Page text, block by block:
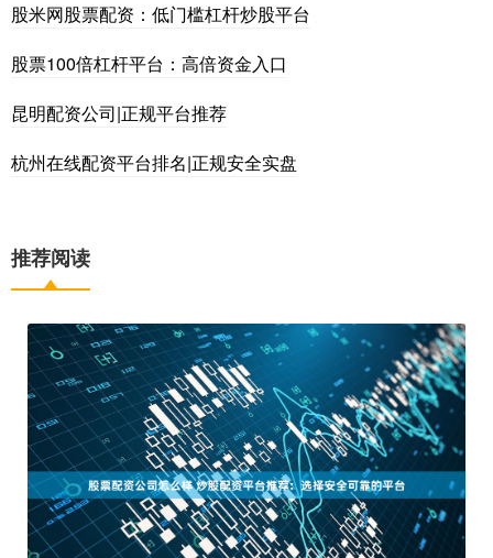
股米网股票配资：低门槛杠杆炒股平台
股票100倍杠杆平台：高倍资金入口
昆明配资公司|正规平台推荐
杭州在线配资平台排名|正规安全实盘
推荐阅读